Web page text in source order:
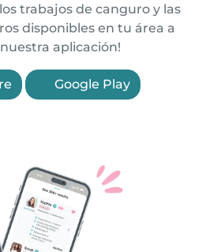
trabajos de canguro y las
disponibles en tu área a
aplicación!
Google Play